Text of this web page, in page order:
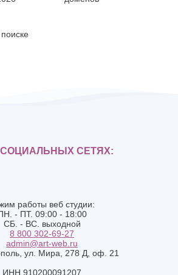
работы веб студии:
- ПТ. 09:00 - 18:00
СБ. - ВС. выходной
8 800 302-69-27
admin@art-web.ru
ул. Мира, 278 Д, оф. 21
ИНН 910200091207
СЕТЯХ: